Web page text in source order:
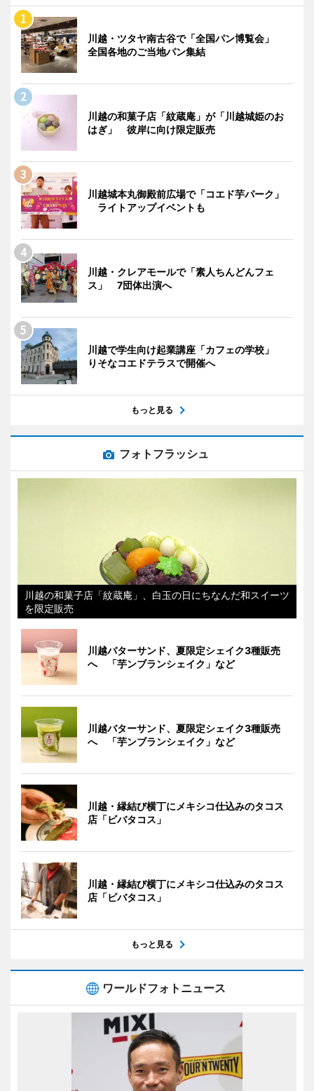
川越・ツタヤ南古谷で「全国パン博覧会」
全国各地のご当地パン集結
川越の和菓子店「紋蔵庵」が「川越城姫のお
はぎ」 彼岸に向け限定販売
川越城本丸御殿前広場で「コエド芋パーク」
ライトアップイベントも
川越・クレアモールで「素人ちんどんフェ
ス」 7団体出演へ
川越で学生向け起業講座「カフェの学校」
りそなコエドテラスで開催へ
もっと見る
フォトフラッシュ
川越の和菓子店「紋蔵庵」、白玉の日にちなんだ和スイーツ
を限定販売
川越バターサンド、夏限定シェイク3種販売
へ 「芋ンブランシェイク」など
川越バターサンド、夏限定シェイク3種販売
へ 「芋ンブランシェイク」など
川越・縁結び横丁にメキシコ仕込みのタコス
店「ビバタコス」
川越・縁結び横丁にメキシコ仕込みのタコス
店「ビバタコス」
もっと見る
ワールドフォトニュース